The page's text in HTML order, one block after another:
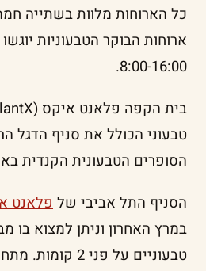
כל הארוחות מלוות בשתייה
ארוחות הבוקר הטבעוניות
8:00-16:00.
טבעוני הכולל את סניף הדגל
הסופרים הטבעונית הקנדית
הסניף התל אביבי שלפלאנט
במרץ האחרון וניתן למצוא בו
טבעוניים על פני